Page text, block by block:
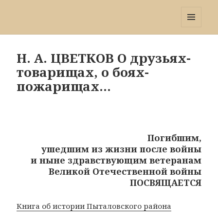
Н. А. ЦВЕТКОВ О друзьях-
товарищах, о боях-
пожарищах…
Погибшим,
ушедшим из жизни после войны
и ныне здравствующим ветеранам
Великой Отечественной войны
ПОСВЯЩАЕТСЯ
Книга об истории Пыталовского района